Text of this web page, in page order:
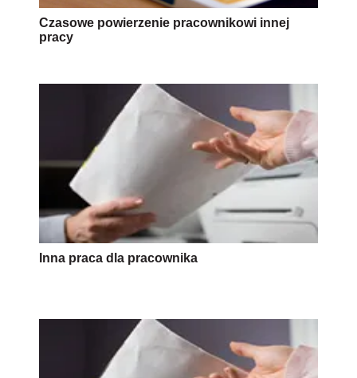
Czasowe powierzenie pracownikowi innej
pracy
Inna praca dla pracownika